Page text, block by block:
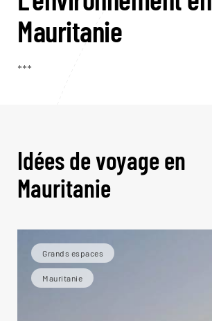
Mauritanie
***
Idées de voyage en
Mauritanie
Grands espaces
Mauritanie